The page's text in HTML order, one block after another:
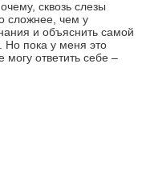
сквозь слезы
сложнее, чем у
и объяснить самой
Но пока у меня это
могу ответить себе –